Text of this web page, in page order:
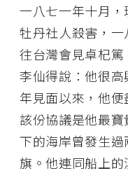
一八七一年十月
牡丹社人殺害，
往台灣會見卓杞
李仙得說：他很
年見面以來，他
該份協議是他最
下的海岸曾發生
旗。他連同船上